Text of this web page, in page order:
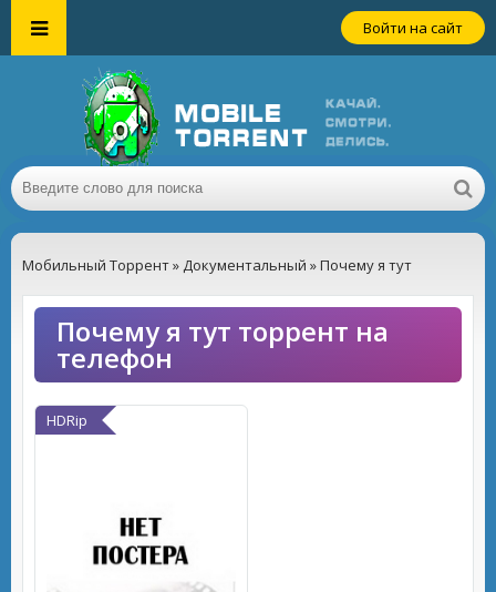
Войти на сайт
Мобильный Торрент» Документальный » Почему я тут
Почему я тут торрент на
телефон
HDRip